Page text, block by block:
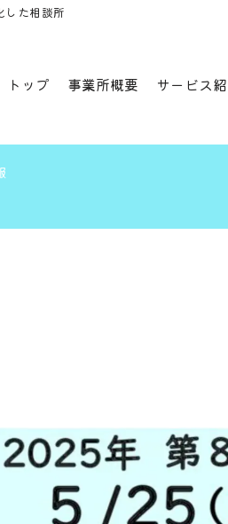
た相談所
トップ 事業所概要 サービス
い読書会」